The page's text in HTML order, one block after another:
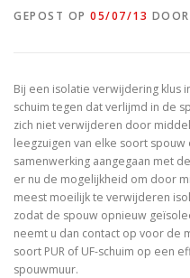
GEPOST OP 05/07/13 DOOR
Bij een isolatie verwijdering klus
schuim tegen dat verlijmd in de
zich niet verwijderen door
leegzuigen van elke soort
samenwerking aangegaan met
er nu de mogelijkheid om door
meest moeilijk te verwijderen
zodat de spouw opnieuw
neemt u dan contact op voor de
soort PUR of UF-schuim op een
spouwmuur.